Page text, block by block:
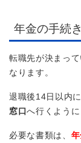
年金の手続き
転職先が決まって
なります。
退職後14日以内
窓口へ行くように
必要な書類は、